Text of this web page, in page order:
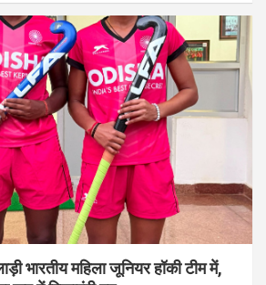
भारतीय महिला जूनियर हॉकी टीम में,